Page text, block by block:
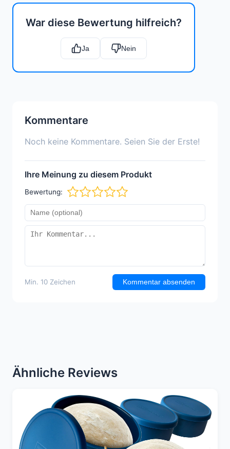
War diese Bewertung hilfreich?
Ja Nein
Kommentare
Noch keine Kommentare. Seien Sie der Erste!
Ihre Meinung zu diesem Produkt
Bewertung:
Min. 10 Zeichen Kommentar absenden
Ähnliche Reviews